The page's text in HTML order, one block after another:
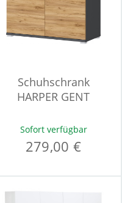
Schuhschrank
HARPER GENT
Sofort verfügbar
279,00 €